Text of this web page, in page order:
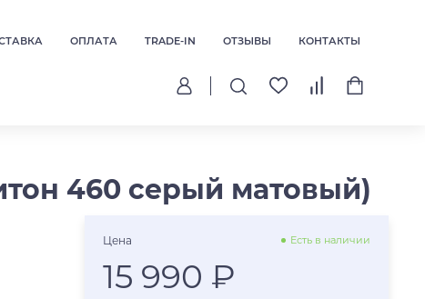
ОПЛАТА TRADE-IN ОТЗЫВЫ КОНТАКТЫ
460 серый матовый)
Цена Есть в наличии
15 990 ₽